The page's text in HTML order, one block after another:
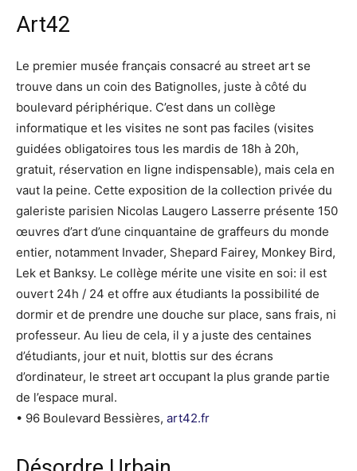
Art42
Le premier musée français consacré au street art se
trouve dans un coin des Batignolles, juste à côté du
boulevard périphérique. C’est dans un collège
informatique et les visites ne sont pas faciles (visites
guidées obligatoires tous les mardis de 18h à 20h,
gratuit, réservation en ligne indispensable), mais cela en
vaut la peine. Cette exposition de la collection privée du
galeriste parisien Nicolas Laugero Lasserre présente 150
œuvres d’art d’une cinquantaine de graffeurs du monde
entier, notamment Invader, Shepard Fairey, Monkey Bird,
Lek et Banksy. Le collège mérite une visite en soi: il est
ouvert 24h / 24 et offre aux étudiants la possibilité de
dormir et de prendre une douche sur place, sans frais, ni
professeur. Au lieu de cela, il y a juste des centaines
d’étudiants, jour et nuit, blottis sur des écrans
d’ordinateur, le street art occupant la plus grande partie
de l’espace mural.
• 96 Boulevard Bessières, art42.fr